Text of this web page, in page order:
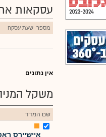
עסקאות
מספר שעת עסקה
אין נתונים
משקל
שם המדד
איישיירס ראסל